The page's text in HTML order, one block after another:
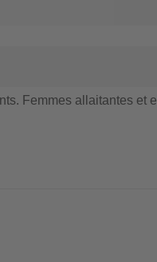
Femmes allaitantes et